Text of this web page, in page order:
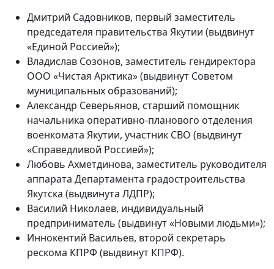
Дмитрий Садовников, первый заместитель
председателя правительства Якутии (выдвинут
«Единой Россией»);
Владислав Созонов, заместитель гендиректора
ООО «Чистая Арктика» (выдвинут Советом
муниципальных образований);
Александр Северьянов, старший помощник
начальника оперативно-планового отделения
военкомата Якутии, участник СВО (выдвинут
«Справедливой Россией»);
Любовь Ахметдинова, заместитель руководителя
аппарата Департамента градостроительства
Якутска (выдвинута ЛДПР);
Василий Николаев, индивидуальный
предприниматель (выдвинут «Новыми людьми»);
Иннокентий Васильев, второй секретарь
рескома КПРФ (выдвинут КПРФ).